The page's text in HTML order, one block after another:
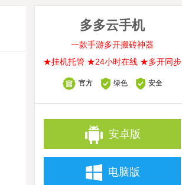
多多云手机
一款手游多开搬砖神器
★挂机托管 ★24小时在线 ★多开同步
官方 绿色 安全
安卓版
电脑版